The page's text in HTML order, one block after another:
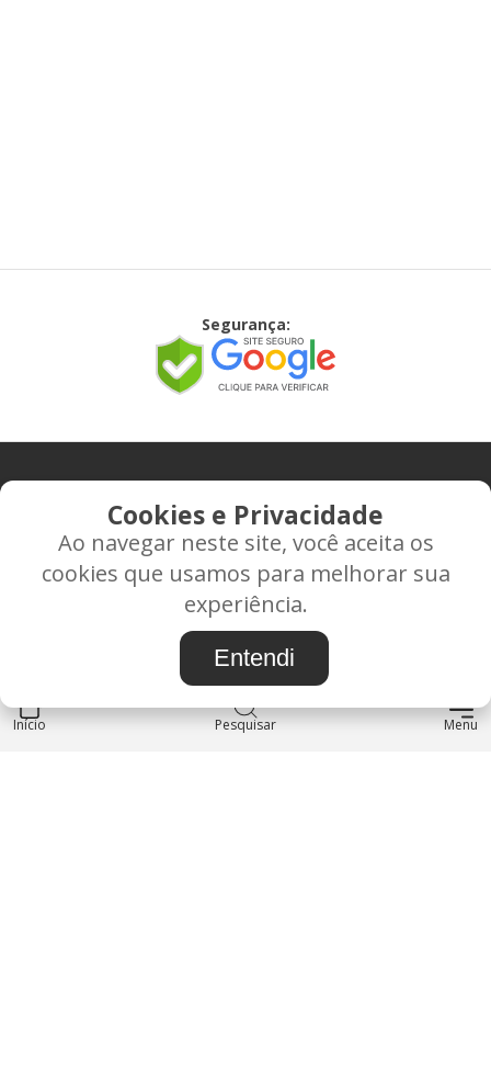
Início Pesquisar Menu
Segurança:
CONTATO
Rua Alice Frateano Figueiredo, 11-44 - Vila Triagem -
BAURU/SP - CEP: 17.030-038
CNPJ: 37.022.538/0001-07
INSTITUCIONAL
Cookies e Privacidade
Ao navegar neste site, você aceita os
cookies que usamos para melhorar sua
experiência.
Entendi